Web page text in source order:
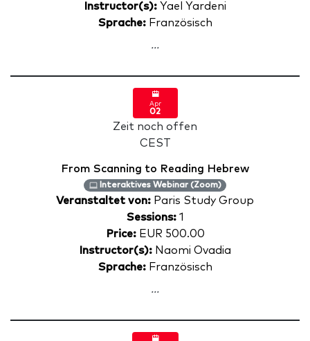
Instructor(s): Yael Yardeni
Sprache:Französisch
...
Apr
02
Zeit noch offen
CEST
From Scanning to Reading Hebrew
Interaktives Webinar (Zoom)
Veranstaltet von: Paris Study Group
Sessions:1
Price:EUR 500.00
Instructor(s): Naomi Ovadia
Sprache:Französisch
...